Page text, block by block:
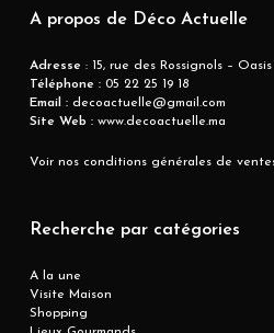
A propos de Déco Actuelle
Adresse : 15, rue des Rossignols –
Téléphone :05 22 25 19 18
Email :decoactuelle@gmail.com
Site Web :www.decoactuelle.ma
Voir nos conditions générales de
Recherche par catégories
A la une
Visite Maison
Shopping